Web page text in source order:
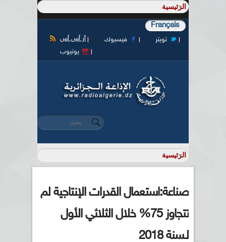
Français
آر أس أس فيسبوك
تويتر
يوتيوب
استمارة البحث
‏بحث ‏
صناعة:استعمال القدرات الإنتاجية لم
تتجاوز 75% خلال الثلاثي الأول
لـسنة 2018